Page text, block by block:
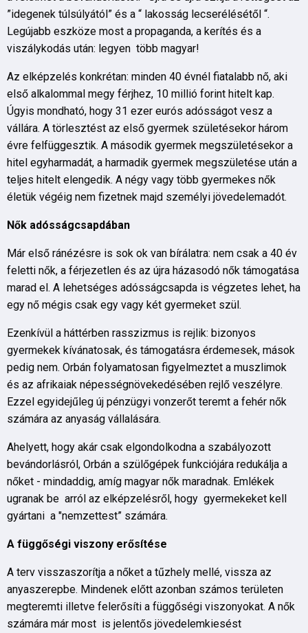
”idegenek túlsúlyától” és a “ lakosság lecserélésétől “.
Legújabb eszköze most a propaganda, a kerítés és a
viszálykodás után: legyen több magyar!
Az elképzelés konkrétan: minden 40 évnél fiatalabb nő, aki
első alkalommal megy férjhez, 10 millió forint hitelt kap.
Úgyis mondható, hogy 31 ezer eurós adósságot vesz a
vállára. A törlesztést az első gyermek születésekor három
évre felfüggesztik. A második gyermek megszületésekor a
hitel egyharmadát, a harmadik gyermek megszületése után a
teljes hitelt elengedik. A négy vagy több gyermekes nők
életük végéig nem fizetnek majd személyi jövedelemadót.
Nők adósságcsapdában
Már első ránézésre is sok ok van bírálatra: nem csak a 40 év
feletti nők, a férjezetlen és az újra házasodó nők támogatása
marad el. A lehetséges adósságcsapda is végzetes lehet, ha
egy nő mégis csak egy vagy két gyermeket szül.
Ezenkívül a háttérben rasszizmus is rejlik: bizonyos
gyermekek kívánatosak, és támogatásra érdemesek, mások
pedig nem. Orbán folyamatosan figyelmeztet a muszlimok
és az afrikaiak népességnövekedésében rejlő veszélyre.
Ezzel egyidejűleg új pénzügyi vonzerőt teremt a fehér nők
számára az anyaság vállalására.
Ahelyett, hogy akár csak elgondolkodna a szabályozott
bevándorlásról, Orbán a szülőgépek funkciójára redukálja a
nőket - mindaddig, amíg magyar nők maradnak. Emlékek
ugranak be arról az elképzelésről, hogy gyermekeket kell
gyártani a "nemzettest” számára.
A függőségi viszony erősítése
A terv visszaszorítja a nőket a tűzhely mellé, vissza az
anyaszerepbe. Mindenek előtt azonban számos területen
megteremti illetve felerősíti a függőségi viszonyokat. A nők
számára már most is jelentős jövedelemkiesést